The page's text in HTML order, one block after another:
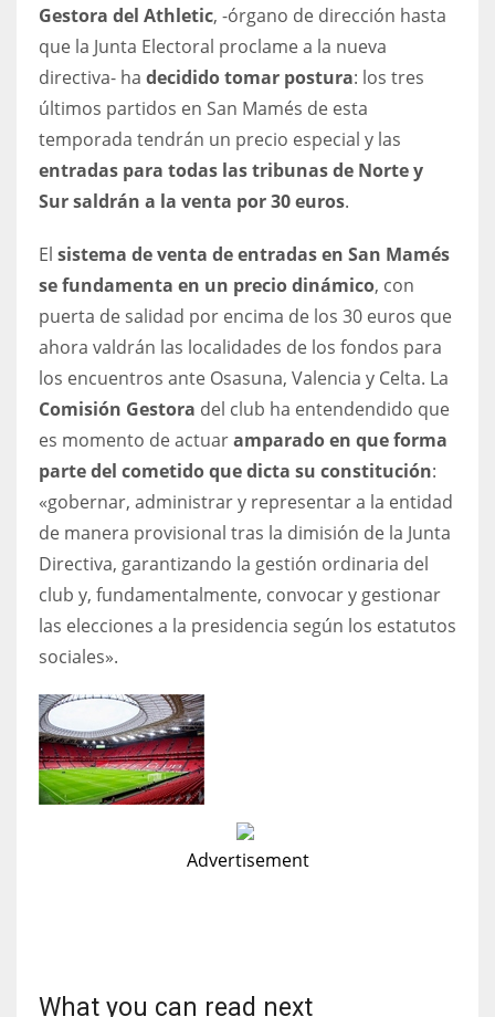
MIA
17
DAL
26
Gestora del Athletic, -órgano de dirección hasta
que la Junta Electoral proclame a la nueva
directiva- ha decidido tomar postura: los tres
últimos partidos en San Mamés de esta
temporada tendrán un precio especial y las
entradas para todas las tribunas de Norte y
Sur saldrán a la venta por 30 euros.
El sistema de venta de entradas en San Mamés
se fundamenta en un precio dinámico, con
puerta de salidad por encima de los 30 euros que
ahora valdrán las localidades de los fondos para
los encuentros ante Osasuna, Valencia y Celta. La
Comisión Gestora del club ha entendendido que
es momento de actuaramparado en que forma
parte del cometido que dicta su constitución:
«gobernar, administrar y representar a la entidad
de manera provisional tras la dimisión de la Junta
Directiva, garantizando la gestión ordinaria del
club y, fundamentalmente, convocar y gestionar
las elecciones a la presidencia según los estatutos
sociales».
Advertisement
What you can read next